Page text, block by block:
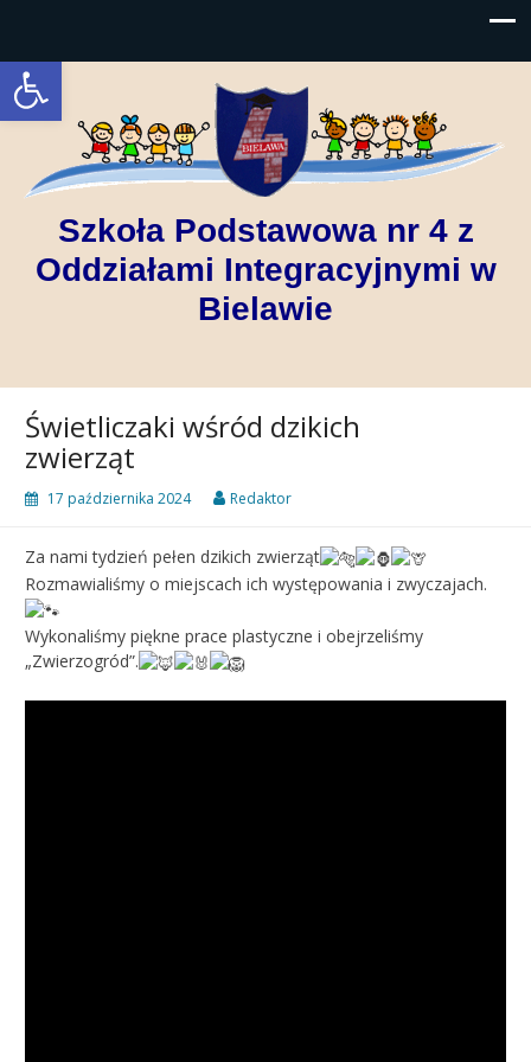
Open toolbar
Szkoła Podstawowa nr 4 z
Oddziałami Integracyjnymi w
Bielawie
Świetliczaki wśród dzikich
zwierząt
17 października 2024 Redaktor
Za nami tydzień pełen dzikich zwierząt
Rozmawialiśmy o miejscach ich występowania i zwyczajach.
Wykonaliśmy piękne prace plastyczne i obejrzeliśmy
„Zwierzogród”.